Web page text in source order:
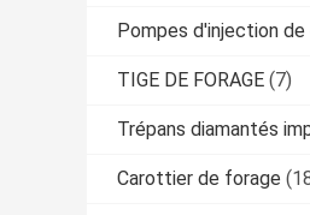
Pompes d'injection
TIGE DE FORAGE (7)
Trépans diamantés
Carottier de forage